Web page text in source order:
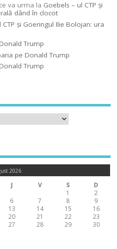
va urma la Goebels – ul CTP şi
dând în clocot
CTP şi Goeringul Ilie Bolojan: ura
Trump
pe Donald Trump
Trump
2026
J V S
D
1
2
6 7 8
9
13 14 15
16
20 21 22
23
27 28 29
30